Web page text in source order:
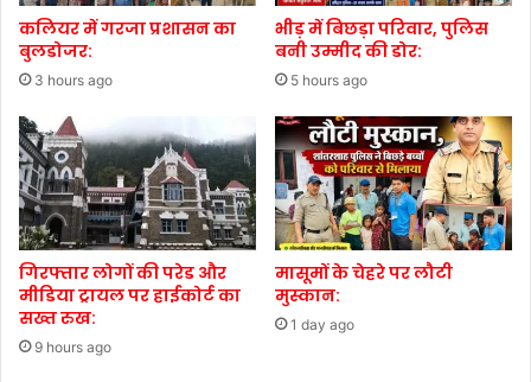
कलियर में गरजा प्रशासन का
बुलडोजर:
3 hours ago
भीड़ में बिछड़ा परिवार, पुलिस
बनी उम्मीद की डोर:
5 hours ago
गिरफ्तार लोगों की परेड और
मीडिया ट्रायल पर हाईकोर्ट का
सख्त रुख:
9 hours ago
मासूमों के चेहरे पर लौटी
मुस्कान:
1 day ago